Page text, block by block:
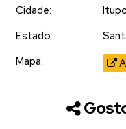
Cidade:
Estado:
Mapa: